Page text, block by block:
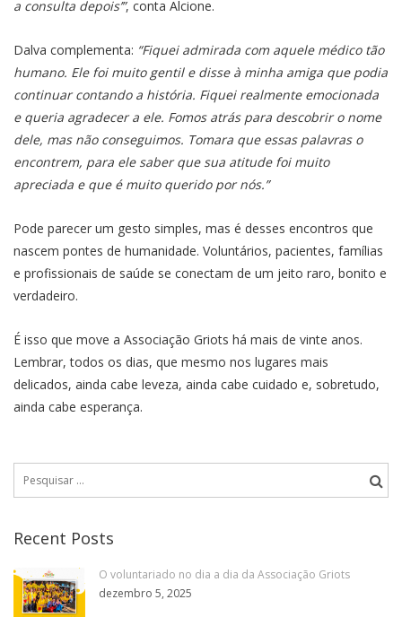
a consulta depois’”, conta Alcione.
Dalva complementa: “Fiquei admirada com aquele médico tão
humano. Ele foi muito gentil e disse à minha amiga que podia
continuar contando a história. Fiquei realmente emocionada
e queria agradecer a ele. Fomos atrás para descobrir o nome
dele, mas não conseguimos. Tomara que essas palavras o
encontrem, para ele saber que sua atitude foi muito
apreciada e que é muito querido por nós.”
Pode parecer um gesto simples, mas é desses encontros que
nascem pontes de humanidade. Voluntários, pacientes, famílias
e profissionais de saúde se conectam de um jeito raro, bonito e
verdadeiro.
É isso que move a Associação Griots há mais de vinte anos.
Lembrar, todos os dias, que mesmo nos lugares mais
delicados, ainda cabe leveza, ainda cabe cuidado e, sobretudo,
ainda cabe esperança.
Recent Posts
O voluntariado no dia a dia da Associação Griots
dezembro 5, 2025